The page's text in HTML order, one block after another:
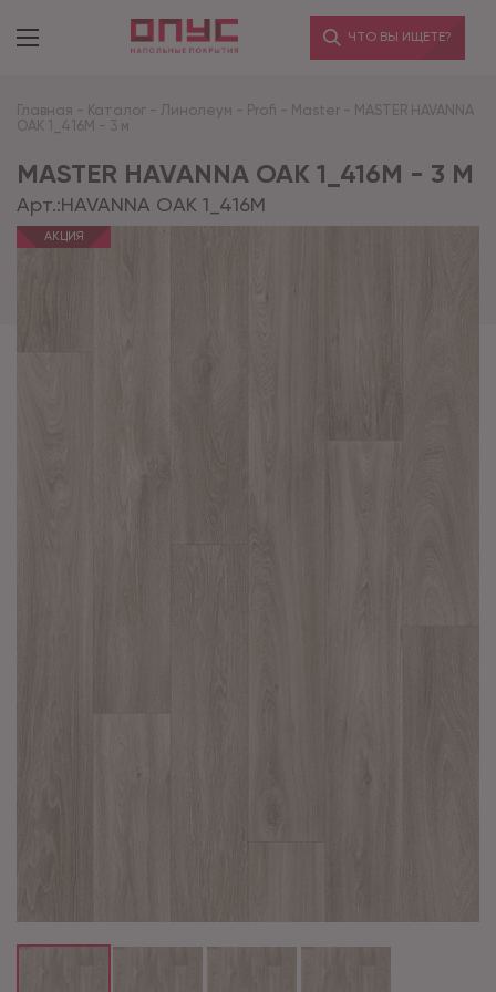
ЧТО ВЫ ИЩЕТЕ?
Главная - Каталог - Линолеум - Profi - Master - MASTER HAVANNA
OAK 1_416M - 3 м
MASTER HAVANNA OAK 1_416M - 3 М
Арт.:HAVANNA OAK 1_416M
АКЦИЯ